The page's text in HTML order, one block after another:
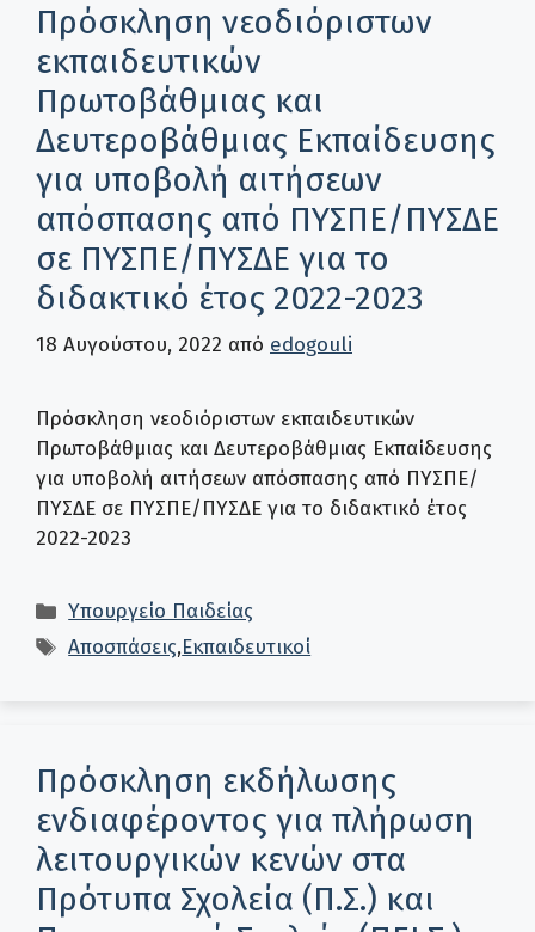
Πρόσκληση νεοδιόριστων
εκπαιδευτικών
Πρωτοβάθμιας και
Δευτεροβάθμιας Εκπαίδευσης
για υποβολή αιτήσεων
απόσπασης από ΠΥΣΠΕ/ΠΥΣΔΕ
σε ΠΥΣΠΕ/ΠΥΣΔΕ για το
διδακτικό έτος 2022-2023
18 Αυγούστου, 2022 από edogouli
Πρόσκληση νεοδιόριστων εκπαιδευτικών
Πρωτοβάθμιας και Δευτεροβάθμιας Εκπαίδευσης
για υποβολή αιτήσεων απόσπασης από ΠΥΣΠΕ/
ΠΥΣΔΕ σε ΠΥΣΠΕ/ΠΥΣΔΕ για το διδακτικό έτος
2022-2023
Κατηγορίες
Υπουργείο Παιδείας
Ετικέτες
Αποσπάσεις,Εκπαιδευτικοί
Πρόσκληση εκδήλωσης
ενδιαφέροντος για πλήρωση
λειτουργικών κενών στα
Πρότυπα Σχολεία (Π.Σ.) και